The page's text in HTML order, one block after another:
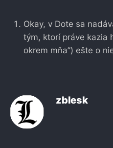
Okay, v Dote sa
tým, ktorí práve kazia
okrem mňa”) ešte o
zblesk